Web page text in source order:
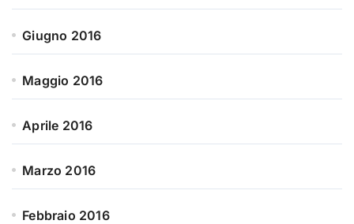
Giugno 2016
Maggio 2016
Aprile 2016
Marzo 2016
Febbraio 2016